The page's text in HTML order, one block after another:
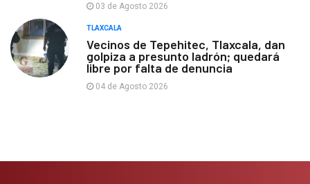
03 de Agosto 2026
TLAXCALA
Vecinos de Tepehitec, Tlaxcala, dan
golpiza a presunto ladrón; quedará
libre por falta de denuncia
04 de Agosto 2026